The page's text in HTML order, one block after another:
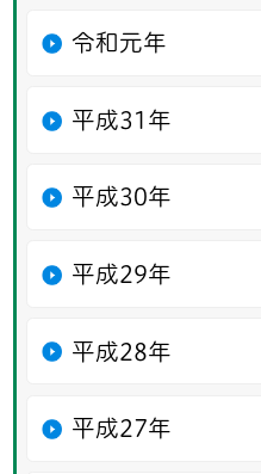
令和元年
平成31年
平成30年
平成29年
平成28年
平成27年